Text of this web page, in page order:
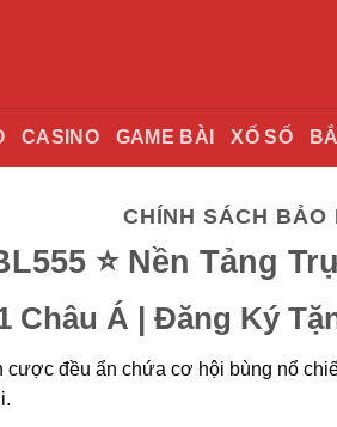
CASINO GAME BÀI XỔ SỐ
CHÍNH SÁCH BẢO
⭐️ Nền Tảng
Châu Á | Đăng Ký
đều ẩn chứa cơ hội bùng nổ